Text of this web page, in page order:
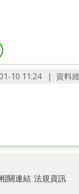
10 11:24 資料
關連結 法規資訊